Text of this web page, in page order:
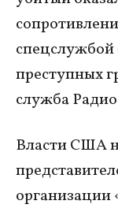
преступных
служба
Власти США
организации